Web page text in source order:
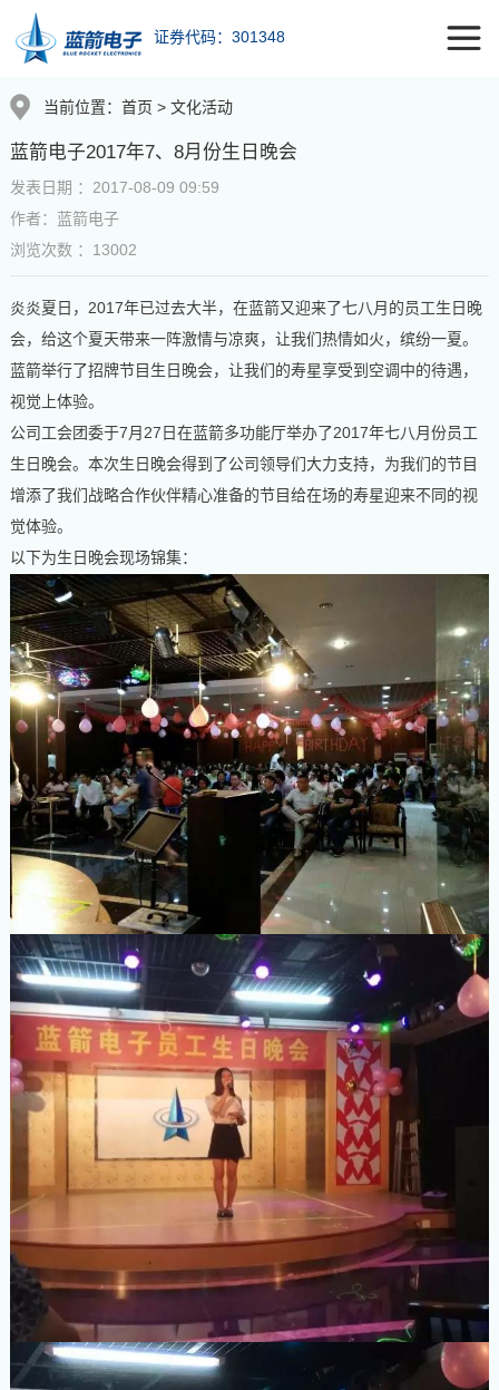
证券代码：301348
当前位置： 首页 > 文化活动
蓝箭电子2017年7、8月份生日晚会
发表日期 ：2017-08-09 09:59
作者：蓝箭电子
浏览次数 ：13002
炎炎夏日， 2017年已过去大半，在蓝箭又迎来了七八月的员工生日晚
会，给这个夏天带来一阵激情与凉爽，让我们热情如火，缤纷一夏。
蓝箭举行了招牌节目生日晚会，让我们的寿星享受到空调中的待遇，
视觉上体验。
公司 工会团委于7 月 27 日在蓝箭多功能厅举办了2017年七八月份员工
生日晚会。 本次生日晚会得到了公司领导们大力支持，为我们的节目
增添了我们战略合作伙伴精心准备的节目给在场的寿星迎来不同的视
觉体验。
以下为生日晚会现场锦集：